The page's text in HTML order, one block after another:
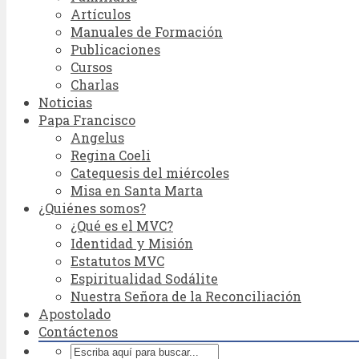
Artículos
Manuales de Formación
Publicaciones
Cursos
Charlas
Noticias
Papa Francisco
Angelus
Regina Coeli
Catequesis del miércoles
Misa en Santa Marta
¿Quiénes somos?
¿Qué es el MVC?
Identidad y Misión
Estatutos MVC
Espiritualidad Sodálite
Nuestra Señora de la Reconciliación
Apostolado
Contáctenos